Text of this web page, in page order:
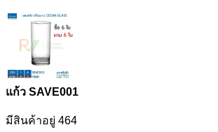
แก้ว SAVE001
มีสินค้าอยู่ 464